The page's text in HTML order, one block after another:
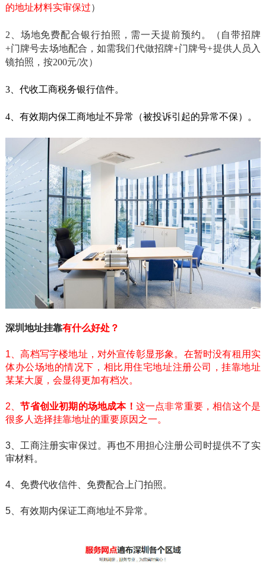
的地址材料实审保过）
2、场地免费配合银行拍照，需一天提前预约。（自带招牌
+门牌号去场地配合，如需我们代做招牌+门牌号+提供人员入
镜拍照，按200元/次）
3、代收工商税务银行信件。
4、有效期内保工商地址不异常（被投诉引起的异常不保）。
深圳地址挂靠有什么好处？
1、高档写字楼地址，对外宣传彰显形象。在暂时没有租用实
体办公场地的情况下，相比用住宅地址注册公司，挂靠地址
某某大厦，会显得更加有档次。
2、节省创业初期的场地成本！ 这一点非常重要，相信这个是
很多人选择挂靠地址的重要原因之一。
3、工商注册实审保过。再也不用担心注册公司时提供不了实
审材料。
4、免费代收信件、免费配合上门拍照。
5、有效期内保证工商地址不异常。